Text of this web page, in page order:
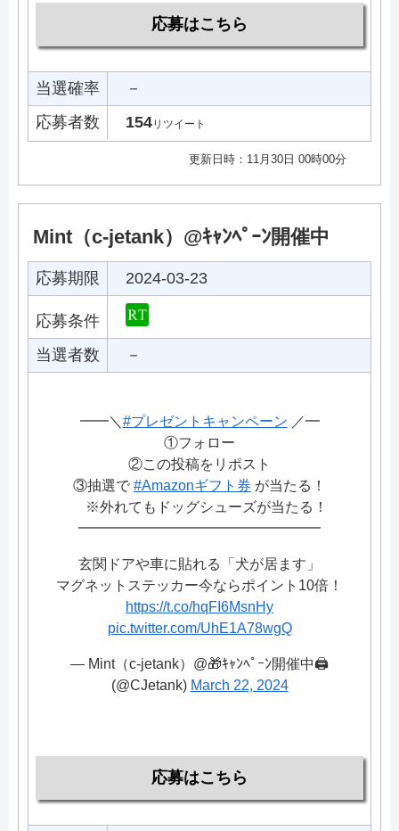
応募はこちら
当選確率
－
応募者数
154リツイート
更新日時：11月30日 00時00分
Mint（c-jetank）@ｷｬﾝﾍﾟｰﾝ開催中
応募期限 2024-03-23
応募条件
当選者数
－
━━＼ #プレゼントキャンペーン ／━
①フォロー
②この投稿をリポスト
③抽選で #Amazonギフト券 が当たる！
※外れてもドッグシューズが当たる！
━━━━━━━━━━━━━━━━━
玄関ドアや車に貼れる「犬が居ます」
マグネットステッカー今ならポイント10倍！
https://t.co/hqFI6MsnHy
pic.twitter.com/UhE1A78wgQ
— Mint（c-jetank）@🎁ｷｬﾝﾍﾟｰﾝ開催中🖨️
(@CJetank) March 22, 2024
応募はこちら